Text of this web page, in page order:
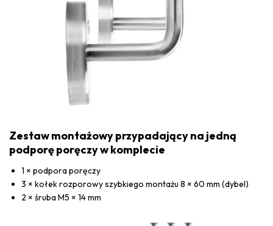
Zestaw montażowy przypadający na jedną
podporę poręczy w komplecie
1 × podpora poręczy
3 × kołek rozporowy szybkiego montażu 8 × 60 mm (dybel)
2 × śruba M5 × 14 mm